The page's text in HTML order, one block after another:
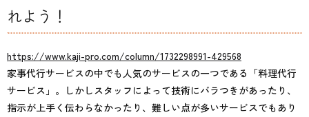
れよう！
https://www.kaji-pro.com/column/1732298991-429568
家事代行サービスの中でも人気のサービスの一つである「料理代行
サービス」。しかしスタッフによって技術にバラつきがあったり、
指示が上手く伝わらなかったり、難しい点が多いサービスでもあり